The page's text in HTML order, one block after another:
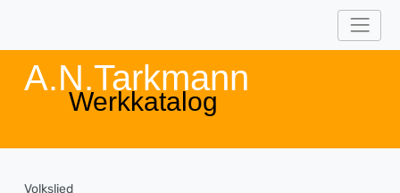
A.N.Tarkmann
Werkkatalog
Volkslied